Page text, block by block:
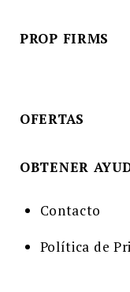
PROP FIRMS
OFERTAS
OBTENER
Contacto
Política de